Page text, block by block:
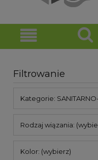
Filtrowanie
Kategorie:
Rodzaj wiązania:
Kolor: (wybierz)